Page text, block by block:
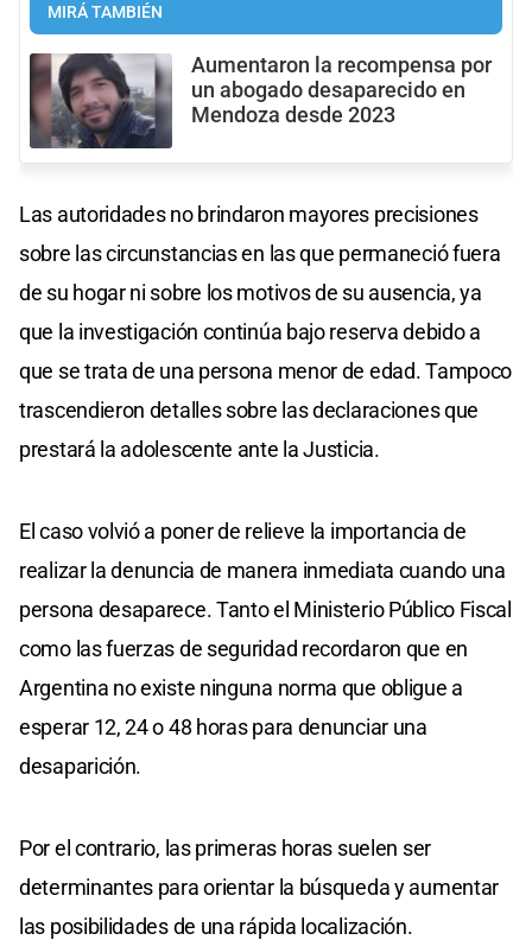
MIRÁ TAMBIÉN
Aumentaron la recompensa por
un abogado desaparecido en
Mendoza desde 2023
Las autoridades no brindaron mayores precisiones
sobre las circunstancias en las que permaneció fuera
de su hogar ni sobre los motivos de su ausencia, ya
que la investigación continúa bajo reserva debido a
que se trata de una persona menor de edad. Tampoco
trascendieron detalles sobre las declaraciones que
prestará la adolescente ante la Justicia.
El caso volvió a poner de relieve la importancia de
realizar la denuncia de manera inmediata cuando una
persona desaparece. Tanto el Ministerio Público Fiscal
como las fuerzas de seguridad recordaron que en
Argentina no existe ninguna norma que obligue a
esperar 12, 24 o 48 horas para denunciar una
desaparición.
Por el contrario, las primeras horas suelen ser
determinantes para orientar la búsqueda y aumentar
las posibilidades de una rápida localización.